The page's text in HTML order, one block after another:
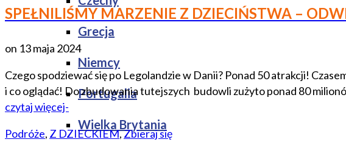
Grecja
Niemcy
Portugalia
Wielka Brytania
SPEŁNILIŚMY MARZENIE Z DZIECIŃSTWA –
on 13 maja 2024
Czego spodziewać się po Legolandzie w Danii? Ponad 50 atrakcji!
i co oglądać! Do zbudowania tutejszych budowli zużyto ponad 80
czytaj więcej-
Podróże, Z DZIECKIEM,Zbieraj się